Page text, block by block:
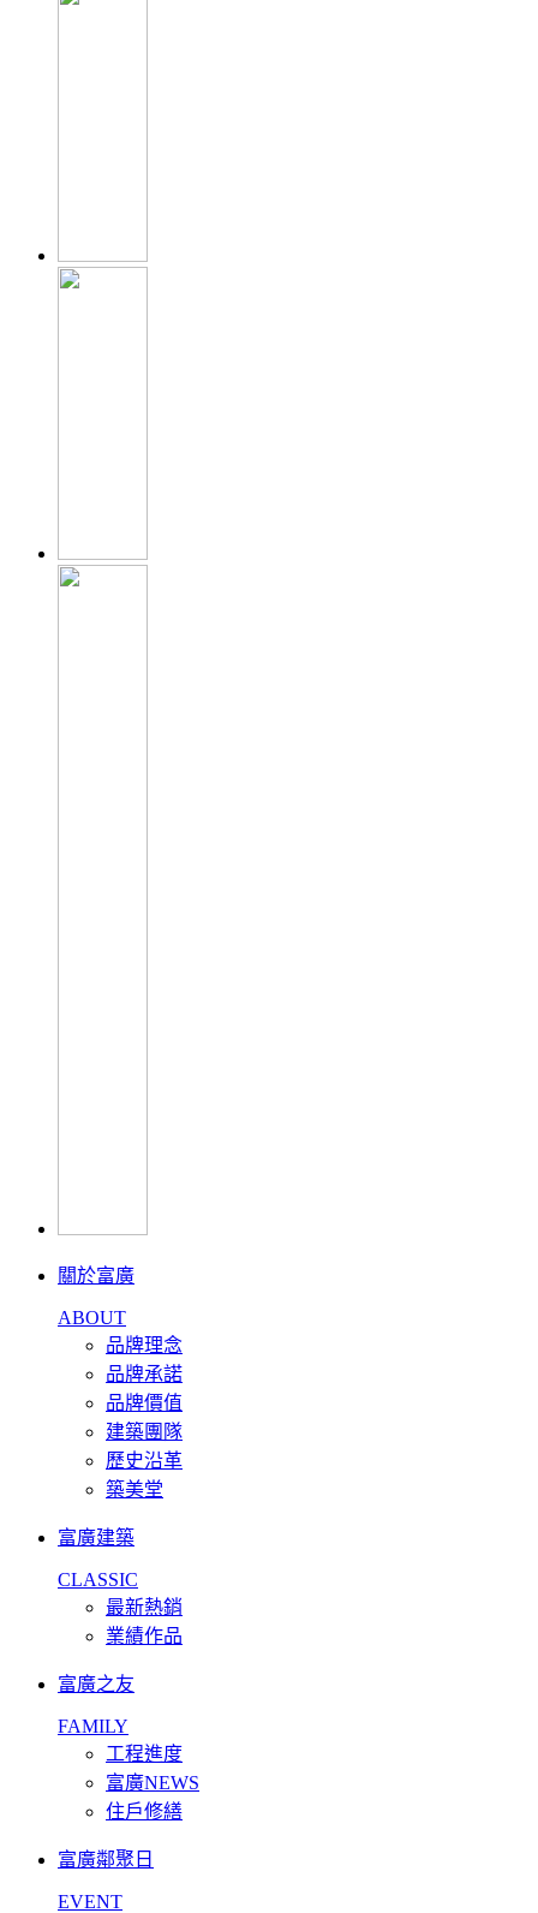
關於富廣
ABOUT
品牌理念
品牌承諾
品牌價值
建築團隊
歷史沿革
築美堂
富廣建築
CLASSIC
最新熱銷
業績作品
富廣之友
FAMILY
工程進度
富廣NEWS
住戶修繕
富廣鄰聚日
EVENT